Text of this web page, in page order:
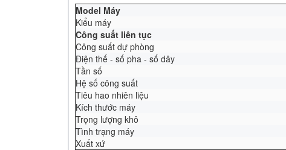
Model Máy
Kiểu máy
Công suất liên tục
Công suất dự phòng
Điện thế - số pha - số dây
Tần số
Hệ số công suất
Tiêu hao nhiên liệu
Kích thước máy
Trọng lượng khô
Tình trạng máy
Xuất xứ